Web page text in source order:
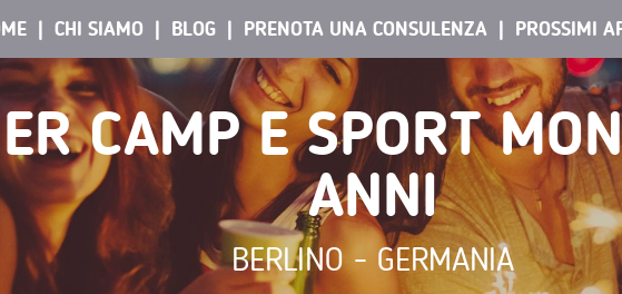
PROSSIMI
PRENOTA UNA CONSULENZA
BLOG
CHI SIAMO
CAMP E SPORT
ANNI
BERLINO - GERMANIA